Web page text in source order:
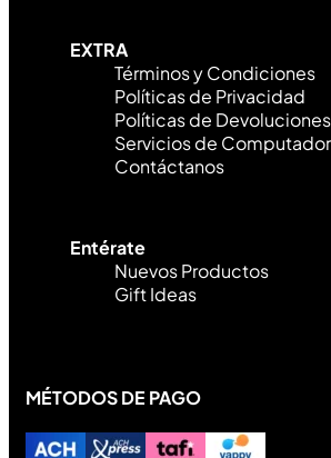
EXTRA
Términos y Condiciones
Políticas de Privacidad
Políticas de
Servicios de
Contáctanos
Entérate
Nuevos Productos
Gift Ideas
MÉTODOS DE PAGO